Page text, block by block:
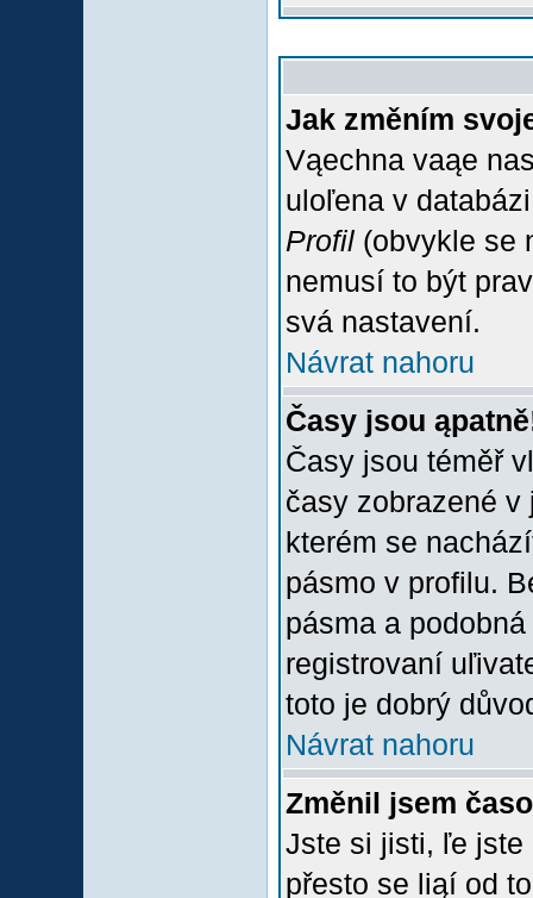
Jak změním
Vąechna vaąe
uloľena v
Profil (obvykle se
nemusí to být
svá nastavení.
Návrat nahoru
Časy jsou
Časy jsou téměř
časy zobrazené
kterém se
pásmo v profilu.
pásma a
registrovaní
toto je dobrý
Návrat nahoru
Změnil jsem
Jste si jisti, ľe jste
přesto se liąí od